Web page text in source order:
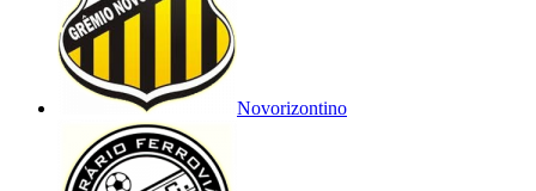
Novorizontino